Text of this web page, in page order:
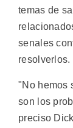
temas de
senales
resolverlos.
"No hemos
son los
preciso